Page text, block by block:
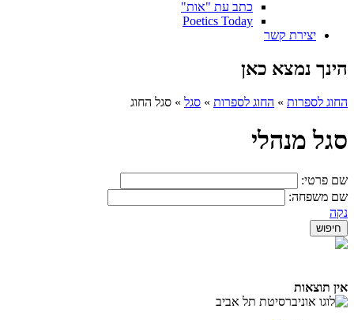
כתב עת "אות"
Poetics Today
יצירת קשר
הינך נמצא כאן
החוג לספרות » החוג לספרות » סגל » סגל החוג
סגל מנהלי
שם פרטי:
שם משפחה:
נקה
אין תוצאות